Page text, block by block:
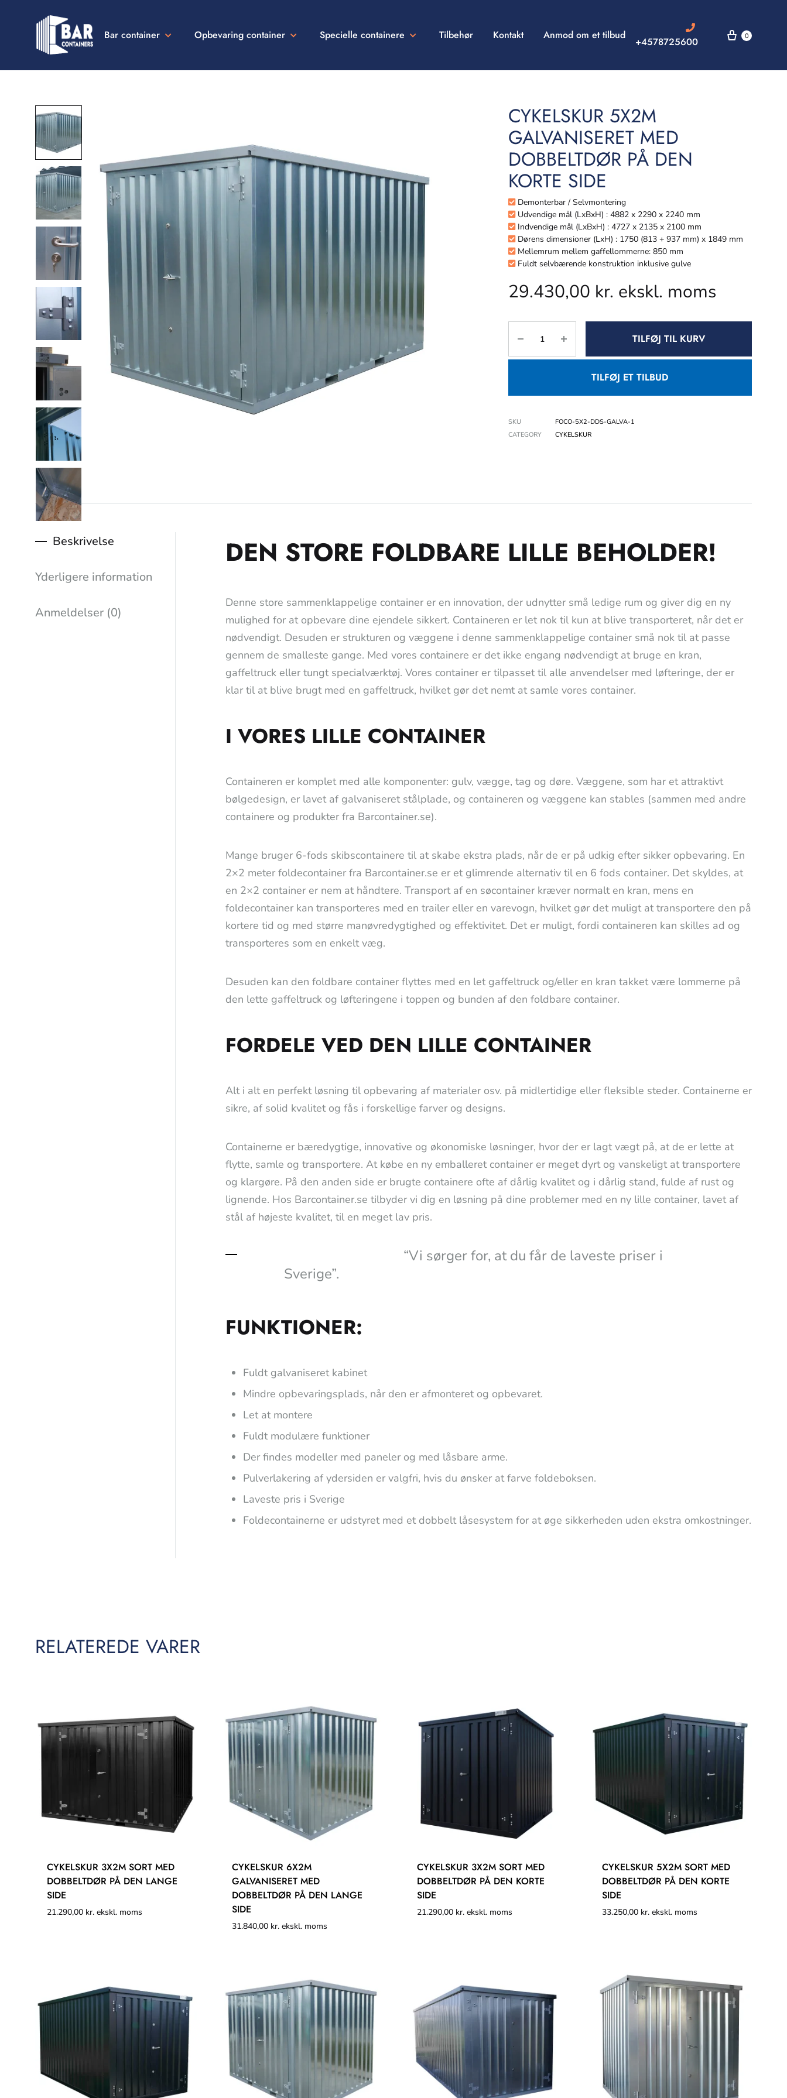
Bar container Opbevaring container Specielle containere Tilbehør Kontakt Anmod om et tilbud
+4578725600 0
CYKELSKUR 5X2M
GALVANISERET MED
DOBBELTDØR PÅ DEN
KORTE SIDE
Demonterbar / Selvmontering
Udvendige mål (LxBxH) : 4882 x 2290 x 2240 mm
Indvendige mål (LxBxH) : 4727 x 2135 x 2100 mm
Dørens dimensioner (LxH) : 1750 (813 + 937 mm) x 1849 mm
Mellemrum mellem gaffellommerne: 850 mm
Fuldt selvbærende konstruktion inklusive gulve
29.430,00 kr. ekskl. moms
TILFØJ TIL KURV
TILFØJ ET TILBUD
SKU
FOCO-5X2-DDS-GALVA-1
CATEGORY
CYKELSKUR
Beskrivelse
Yderligere information
Anmeldelser (0)
DEN STORE FOLDBARE LILLE BEHOLDER!
Denne store sammenklappelige container er en innovation, der udnytter små ledige rum og giver dig en ny
mulighed for at opbevare dine ejendele sikkert. Containeren er let nok til kun at blive transporteret, når det er
nødvendigt. Desuden er strukturen og væggene i denne sammenklappelige container små nok til at passe
gennem de smalleste gange. Med vores containere er det ikke engang nødvendigt at bruge en kran,
gaffeltruck eller tungt specialværktøj. Vores container er tilpasset til alle anvendelser med løfteringe, der er
klar til at blive brugt med en gaffeltruck, hvilket gør det nemt at samle vores container.
I VORES LILLE CONTAINER
Containeren er komplet med alle komponenter: gulv, vægge, tag og døre. Væggene, som har et attraktivt
bølgedesign, er lavet af galvaniseret stålplade, og containeren og væggene kan stables (sammen med andre
containere og produkter fra Barcontainer.se).
Mange bruger 6-fods skibscontainere til at skabe ekstra plads, når de er på udkig efter sikker opbevaring. En
2×2 meter foldecontainer fra Barcontainer.se er et glimrende alternativ til en 6 fods container. Det skyldes, at
en 2×2 container er nem at håndtere. Transport af en søcontainer kræver normalt en kran, mens en
foldecontainer kan transporteres med en trailer eller en varevogn, hvilket gør det muligt at transportere den på
kortere tid og med større manøvredygtighed og effektivitet. Det er muligt, fordi containeren kan skilles ad og
transporteres som en enkelt væg.
Desuden kan den foldbare container flyttes med en let gaffeltruck og/eller en kran takket være lommerne på
den lette gaffeltruck og løfteringene i toppen og bunden af den foldbare container.
FORDELE VED DEN LILLE CONTAINER
Alt i alt en perfekt løsning til opbevaring af materialer osv. på midlertidige eller fleksible steder. Containerne er
sikre, af solid kvalitet og fås i forskellige farver og designs.
Containerne er bæredygtige, innovative og økonomiske løsninger, hvor der er lagt vægt på, at de er lette at
flytte, samle og transportere. At købe en ny emballeret container er meget dyrt og vanskeligt at transportere
og klargøre. På den anden side er brugte containere ofte af dårlig kvalitet og i dårlig stand, fulde af rust og
lignende. Hos Barcontainer.se tilbyder vi dig en løsning på dine problemer med en ny lille container, lavet af
stål af højeste kvalitet, til en meget lav pris.
“Vi sørger for, at du får de laveste priser i
Sverige”.
FUNKTIONER:
Fuldt galvaniseret kabinet
Mindre opbevaringsplads, når den er afmonteret og opbevaret.
Let at montere
Fuldt modulære funktioner
Der findes modeller med paneler og med låsbare arme.
Pulverlakering af ydersiden er valgfri, hvis du ønsker at farve foldeboksen.
Laveste pris i Sverige
Foldecontainerne er udstyret med et dobbelt låsesystem for at øge sikkerheden uden ekstra omkostninger.
RELATEREDE VARER
CYKELSKUR 3X2M SORT MED
DOBBELTDØR PÅ DEN LANGE
SIDE
21.290,00 kr. ekskl. moms
CYKELSKUR 6X2M
GALVANISERET MED
DOBBELTDØR PÅ DEN LANGE
SIDE
31.840,00 kr. ekskl. moms
CYKELSKUR 3X2M SORT MED
DOBBELTDØR PÅ DEN KORTE
SIDE
21.290,00 kr. ekskl. moms
CYKELSKUR 5X2M SORT MED
DOBBELTDØR PÅ DEN KORTE
SIDE
33.250,00 kr. ekskl. moms